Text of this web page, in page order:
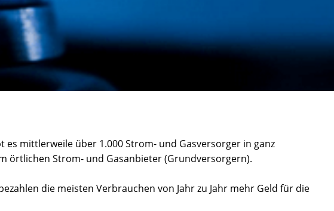
es mittlerweile über 1.000 Strom- und Gasversorger in ganz
örtlichen Strom- und Gasanbieter (Grundversorgern).
die meisten Verbrauchen von Jahr zu Jahr mehr Geld für die